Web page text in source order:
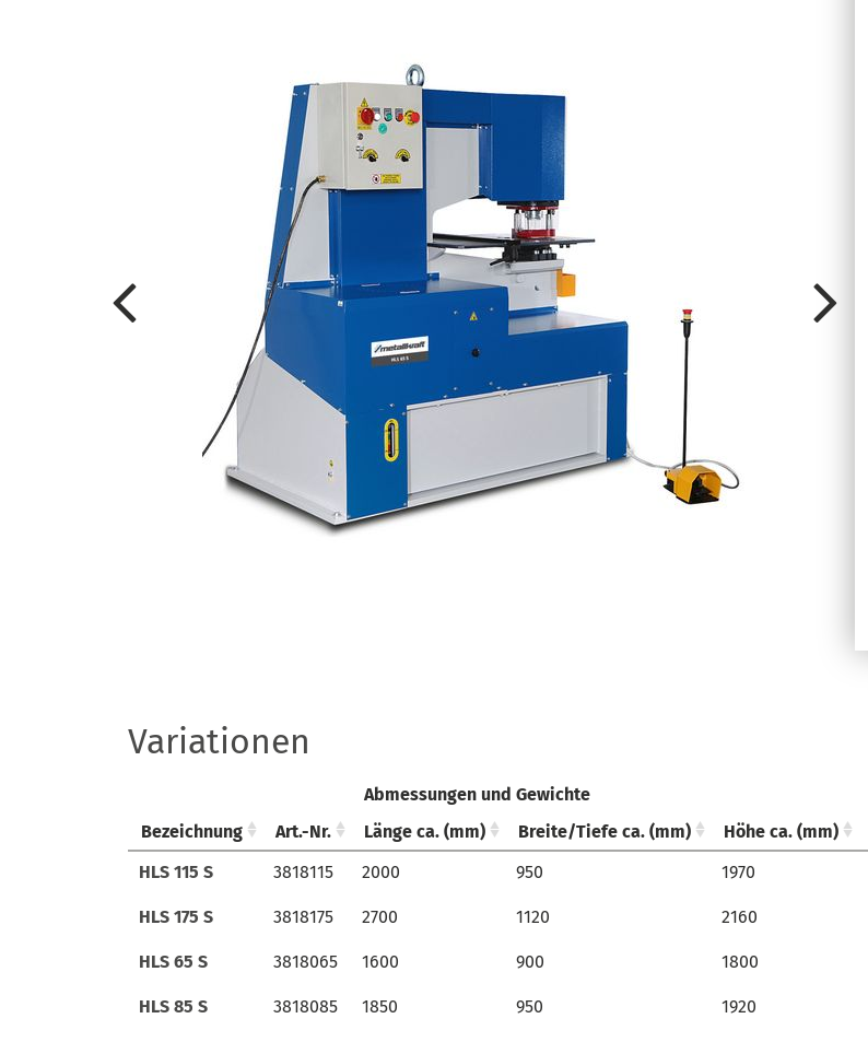
Variationen
Abmessungen und Gewichte
Bezeichnung
Art.-Nr. Länge ca. (mm) Breite/Tiefe ca. (mm) Höhe ca. (mm)
Abmessungen und Gewichte
Bezeichnung Art.-Nr. Länge ca. (mm) Breite/Tiefe ca. (mm) Höhe ca. (mm)
HLS 115 S 3818115 2000 950 1970
HLS 175 S 3818175 2700 1120 2160
HLS 65 S 3818065 1600 900 1800
HLS 85 S 3818085 1850 950 1920
Bezeichnung
Art.-Nr.
HLS 115 S
3818115
HLS 175 S 3818175
HLS 65 S 3818065
HLS 85 S 3818085